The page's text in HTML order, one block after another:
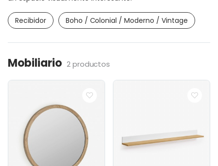
Recibidor Boho / Colonial / Moderno / Vintage
Mobiliario 2 productos